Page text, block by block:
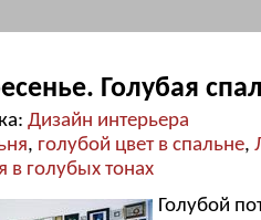
Голубая
Дизайн интерьера
, голубой цвет в спальне,
в голубых тонах
Голубой